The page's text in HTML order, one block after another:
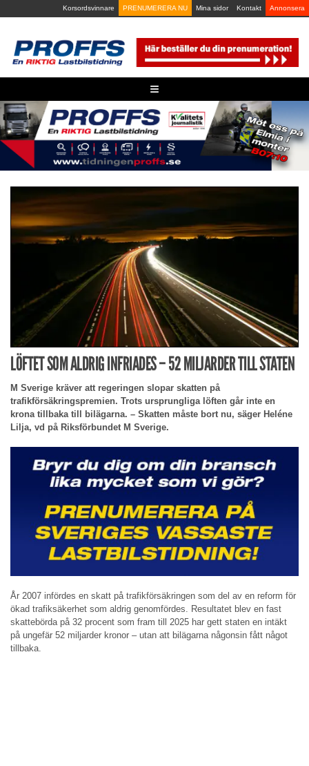
to
Korsordsvinnare PRENUMERERA NU Mina sidor Kontakt Annonsera
≡
LÖFTET SOM ALDRIG INFRIADES – 52 MILJARDER TILL STATEN
M Sverige kräver att regeringen slopar skatten på
trafikförsäkringspremien. Trots ursprungliga löften går inte en
krona tillbaka till bilägarna. – Skatten måste bort nu, säger Heléne
Lilja, vd på Riksförbundet M Sverige.
År 2007 infördes en skatt på trafikförsäkringen som del av en reform för
ökad trafiksäkerhet som aldrig genomfördes. Resultatet blev en fast
skattebörda på 32 procent som fram till 2025 har gett staten en intäkt
på ungefär 52 miljarder kronor – utan att bilägarna någonsin fått något
tillbaka.